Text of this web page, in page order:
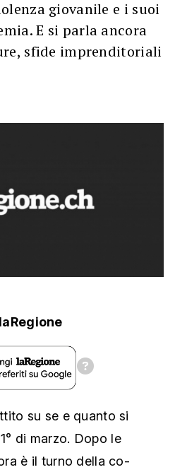
giovanile e i suoi
E si parla ancora
sfide imprenditoriali
laRegione
su se e quanto si
di marzo. Dopo le
è il turno della co-